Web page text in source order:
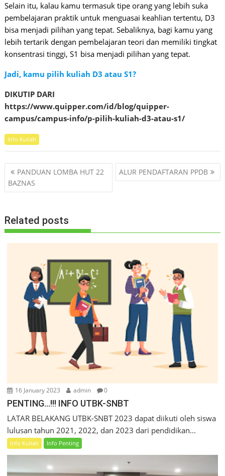
Selain itu, kalau kamu termasuk tipe orang yang lebih suka
pembelajaran praktik untuk menguasai keahlian tertentu, D3
bisa menjadi pilihan yang tepat. Sebaliknya, bagi kamu yang
lebih tertarik dengan pembelajaran teori dan memiliki tingkat
konsentrasi tinggi, S1 bisa menjadi pilihan yang tepat.
Jadi, kamu pilih kuliah D3 atau S1?
DIKUTIP DARI
https://www.quipper.com/id/blog/quipper-
campus/campus-info/p-pilih-kuliah-d3-atau-s1/
Info Kuliah
Post
navigation
PANDUAN LOMBA HUT 22
BAZNAS
ALUR PENDAFTARAN PPDB
Related posts
16 January 2023 admin 0
PENTING…!!! INFO UTBK-SNBT
LATAR BELAKANG UTBK-SNBT 2023 dapat diikuti oleh siswa
lulusan tahun 2021, 2022, dan 2023 dari pendidikan...
Info Kuliah Info Penting